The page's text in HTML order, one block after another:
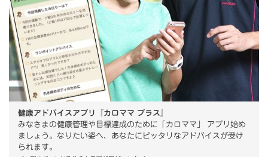
健康アドバイスアプリ『カロママ プラス』
みなさまの健康管理や目標達成のために「カロママ」 アプリ始め
ましょう。なりたい姿へ、あなたにピッタリなアドバイスが受け
られます。